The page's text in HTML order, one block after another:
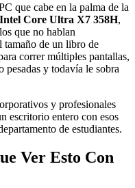
que cabe en la palma de la
Intel Core Ultra X7 358H,
que no hablan
tamaño de un libro de
correr múltiples pantallas,
pesadas y todavía le sobra
y profesionales
escritorio entero con esos
de estudiantes.
Ver Esto Con